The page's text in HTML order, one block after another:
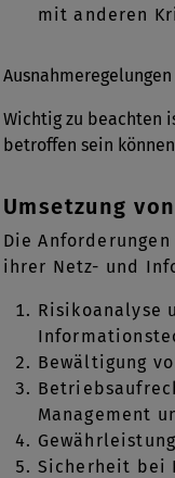
mit anderen
Wichtig zu beachten
betroffen sein
Umsetzung
Die
ihrer Netz- und
Risikoanalyse
Bewältigung
Management
Sicherheit bei